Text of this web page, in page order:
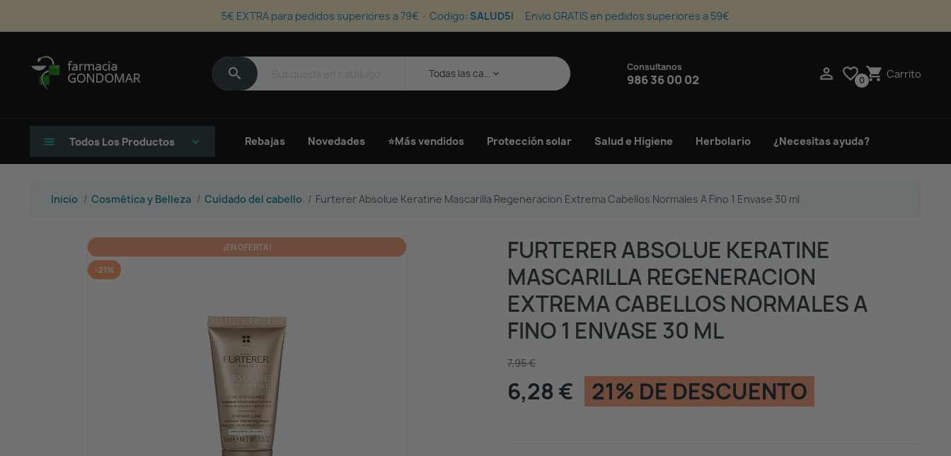
5€ EXTRA para pedidos superiores a 79€ · Codigo: SALUD5 Envio GRATIS en pedidos superiores a 59€
search Todas las ca... keyboard_arrow_down support_agent
Consultanos
986 36 00 02  favorite_border0shopping_cart Carrito
menu Todos Los Productos keyboard_arrow_down Rebajas Novedades ⭐Más vendidos Protección solar Salud e Higiene Herbolario ¿Necesitas ayuda?
Inicio Cosmética y Belleza Cuidado del cabello Furterer Absolue Keratine Mascarilla Regeneracion Extrema Cabellos Normales A Fino 1 Envase 30 ml
¡EN OFERTA!
-21%
FURTERER ABSOLUE KERATINE
MASCARILLA REGENERACION
EXTREMA CABELLOS NORMALES A
FINO 1 ENVASE 30 ML
7,95 €
6,28 € 21% DE DESCUENTO